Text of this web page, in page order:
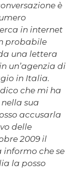
è
in internet
probabile
una lettera
un’agenzia di
in Italia.
che mi ha
sua
accusarla
delle
2009 il
che se
la posso